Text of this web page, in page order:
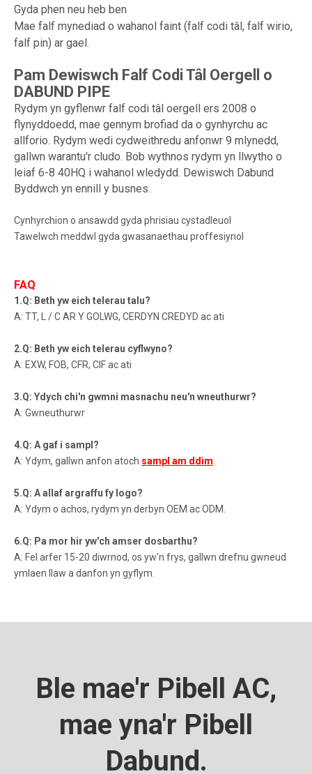
Gyda phen neu heb ben
Mae falf mynediad o wahanol faint (falf codi tâl, falf wirio,
falf pin) ar gael.
Pam Dewiswch Falf Codi Tâl Oergell o
DABUND PIPE
Rydym yn gyflenwr falf codi tâl oergell ers 2008 o
flynyddoedd, mae gennym brofiad da o gynhyrchu ac
allforio. Rydym wedi cydweithredu anfonwr 9 mlynedd,
gallwn warantu'r cludo. Bob wythnos rydym yn llwytho o
leiaf 6-8 40HQ i wahanol wledydd. Dewiswch Dabund
Byddwch yn ennill y busnes.
Cynhyrchion o ansawdd gyda phrisiau cystadleuol
Tawelwch meddwl gyda gwasanaethau proffesiynol
FAQ
1.Q: Beth yw eich telerau talu?
A: TT, L / C AR Y GOLWG, CERDYN CREDYD ac ati
2.Q: Beth yw eich telerau cyflwyno?
A: EXW, FOB, CFR, CIF ac ati
3.Q: Ydych chi'n gwmni masnachu neu'n wneuthurwr?
A: Gwneuthurwr
4.Q: A gaf i sampl?
A: Ydym, gallwn anfon atoch sampl am ddim
5.Q: A allaf argraffu fy logo?
A: Ydym o achos, rydym yn derbyn OEM ac ODM.
6.Q: Pa mor hir yw'ch amser dosbarthu?
A: Fel arfer 15-20 diwrnod, os yw'n frys, gallwn drefnu gwneud
ymlaen llaw a danfon yn gyflym.
Ble mae'r Pibell AC,
mae yna'r Pibell
Dabund.